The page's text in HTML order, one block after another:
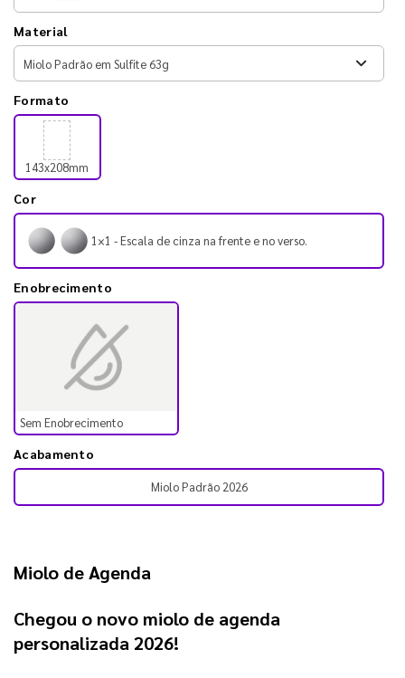
Material
Formato
143x208mm
Cor
1×1 - Escala de cinza na frente e no verso.
Enobrecimento
Sem Enobrecimento
Acabamento
Miolo Padrão 2026
Miolo de Agenda
Chegou o novo miolo de agenda
personalizada 2026!